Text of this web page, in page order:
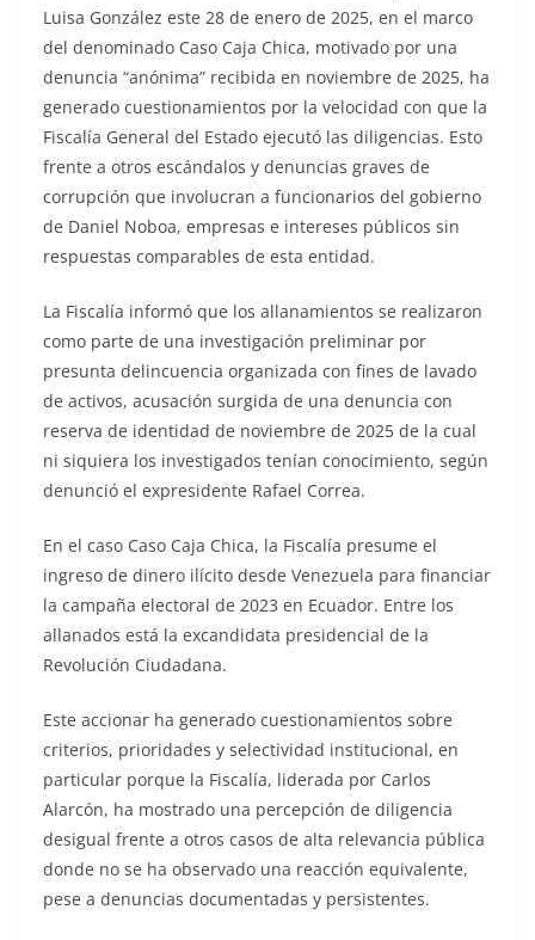
Luisa González este 28 de enero de 2025, en el marco
del denominado Caso Caja Chica, motivado por una
denuncia “anónima” recibida en noviembre de 2025, ha
generado cuestionamientos por la velocidad con que la
Fiscalía General del Estado ejecutó las diligencias. Esto
frente a otros escándalos y denuncias graves de
corrupción que involucran a funcionarios del gobierno
de Daniel Noboa, empresas e intereses públicos sin
respuestas comparables de esta entidad.
La Fiscalía informó que los allanamientos se realizaron
como parte de una investigación preliminar por
presunta delincuencia organizada con fines de lavado
de activos, acusación surgida de una denuncia con
reserva de identidad de noviembre de 2025 de la cual
ni siquiera los investigados tenían conocimiento, según
denunció el expresidente Rafael Correa.
En el caso Caso Caja Chica, la Fiscalía presume el
ingreso de dinero ilícito desde Venezuela para financiar
la campaña electoral de 2023 en Ecuador. Entre los
allanados está la excandidata presidencial de la
Revolución Ciudadana.
Este accionar ha generado cuestionamientos sobre
criterios, prioridades y selectividad institucional, en
particular porque la Fiscalía, liderada por Carlos
Alarcón, ha mostrado una percepción de diligencia
desigual frente a otros casos de alta relevancia pública
donde no se ha observado una reacción equivalente,
pese a denuncias documentadas y persistentes.